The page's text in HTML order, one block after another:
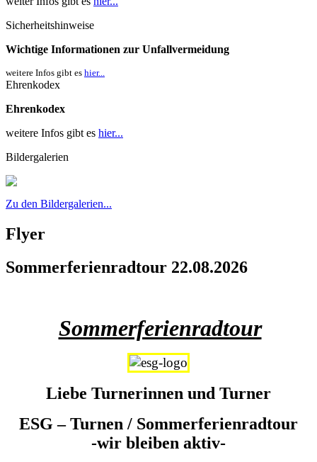
Sicherheitshinweise
Wichtige Informationen zur Unfallvermeidung
weitere Infos gibt es hier...
Ehrenkodex
Ehrenkodex
weitere Infos gibt es hier...
Bildergalerien
Zu den Bildergalerien...
Flyer
Sommerferienradtour 22.08.2026
Sommerferienradtour
Liebe Turnerinnen und Turner
ESG – Turnen / Sommerferienradtour
-wir bleiben aktiv-